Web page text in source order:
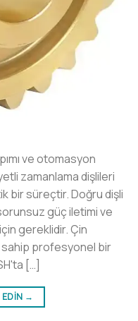
ve otomasyon
zamanlama dişlileri
bir süreçtir. Doğru dişli
güç iletimi ve
gereklidir. Çin
sahip profesyonel bir
[…]
EDIN →